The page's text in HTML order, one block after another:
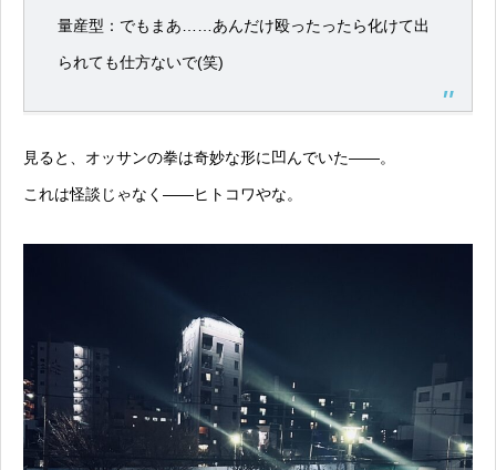
量産型：でもまあ……あんだけ殴ったったら化けて出
られても仕方ないで(笑)
見ると、オッサンの拳は奇妙な形に凹んでいた——。
これは怪談じゃなく——ヒトコワやな。